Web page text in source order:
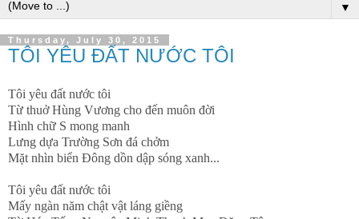
▼
Thursday, July 30, 2015
TÔI YÊU ĐẤT NƯỚC TÔI
Tôi yêu đất nước tôi
Từ thuở Hùng Vương cho đến muôn đời
Hình chữ S mong manh
Lưng dựa Trường Sơn đá chởm
Mặt nhìn biển Đông dồn dập sóng xanh...
Tôi yêu đất nước tôi
Mấy ngàn năm chật vật láng giềng